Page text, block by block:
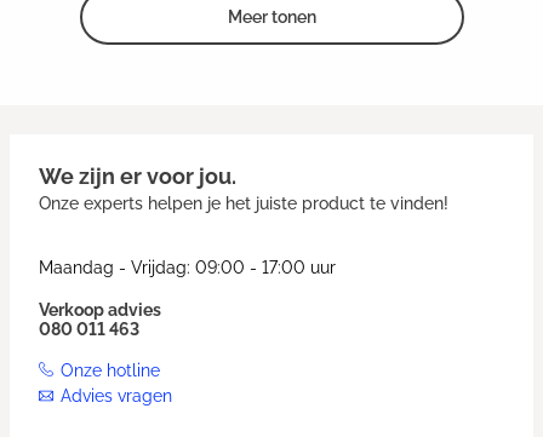
Meer tonen
We zijn er voor jou.
Onze experts helpen je het juiste product te vinden!
Maandag - Vrijdag: 09:00 - 17:00 uur
Verkoop advies
080 011 463
Onze hotline
Advies vragen